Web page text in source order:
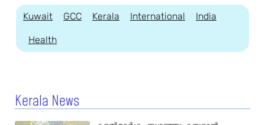
Kuwait GCC Kerala International India
Health
Kerala News